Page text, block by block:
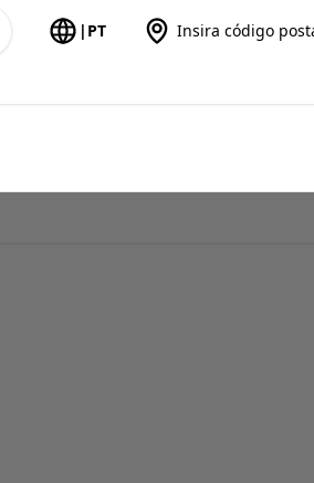
| PT Insira código